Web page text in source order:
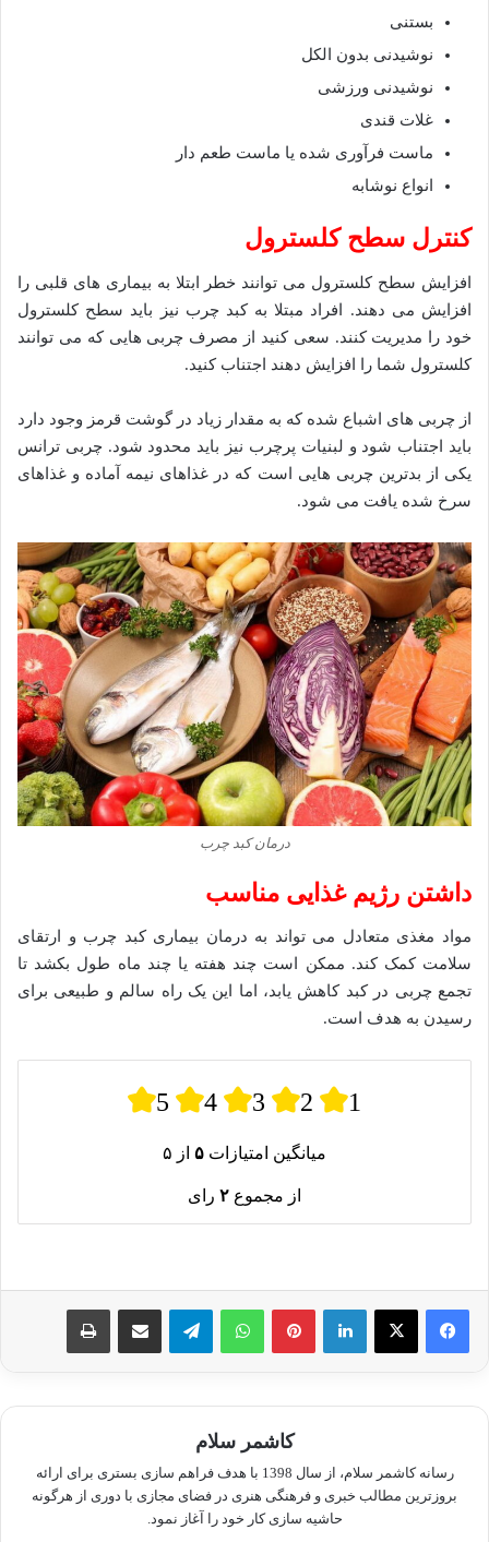
بستنی
نوشیدنی بدون الکل
نوشیدنی ورزشی
غلات قندی
ماست فرآوری شده یا ماست طعم دار
انواع نوشابه
کنترل سطح کلسترول
افزایش سطح کلسترول می توانند خطر ابتلا به بیماری های قلبی را
افزایش می دهند. افراد مبتلا به کبد چرب نیز باید سطح کلسترول
خود را مدیریت کنند. سعی کنید از مصرف چربی هایی که می توانند
کلسترول شما را افزایش دهند اجتناب کنید.
از چربی های اشباع شده که به مقدار زیاد در گوشت قرمز وجود دارد
باید اجتناب شود و لبنیات پرچرب نیز باید محدود شود. چربی ترانس
یکی از بدترین چربی هایی است که در غذاهای نیمه آماده و غذاهای
سرخ شده یافت می شود.
درمان کبد چرب
داشتن رژیم غذایی مناسب
مواد مغذی متعادل می تواند به درمان بیماری کبد چرب و ارتقای
سلامت کمک کند. ممکن است چند هفته یا چند ماه طول بکشد تا
تجمع چربی در کبد کاهش یابد، اما این یک راه سالم و طبیعی برای
رسیدن به هدف است.
5 4 3 2 1
میانگین امتیازات ۵ از ۵
از مجموع ۲ رای
لینکدین پینترستواتس آپ تلگرام اشتراک گذاری از طریق ایمیل چاپ
کاشمر سلام
رسانه کاشمر سلام، از سال 1398 با هدف فراهم سازی بستری برای ارائه
بروزترین مطالب خبری و فرهنگی هنری در فضای مجازی با دوری از هرگونه
حاشیه سازی کار خود را آغاز نمود.